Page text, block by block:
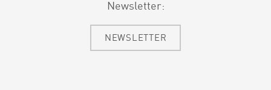
Newsletter:
NEWSLETTER